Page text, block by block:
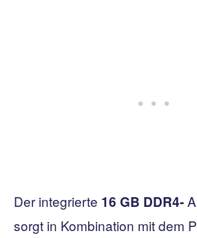
Der integrierte 16 GB DDR4-
sorgt in Kombination mit dem